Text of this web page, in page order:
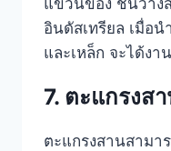
อินดัสเทรียล เมื่อ
และเหล็ก จะได้ง
7. ตะแกรงส
ตะแกรงสานสามา